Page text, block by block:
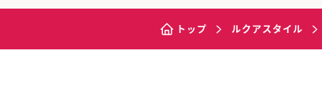
トップ ルクアスタイル